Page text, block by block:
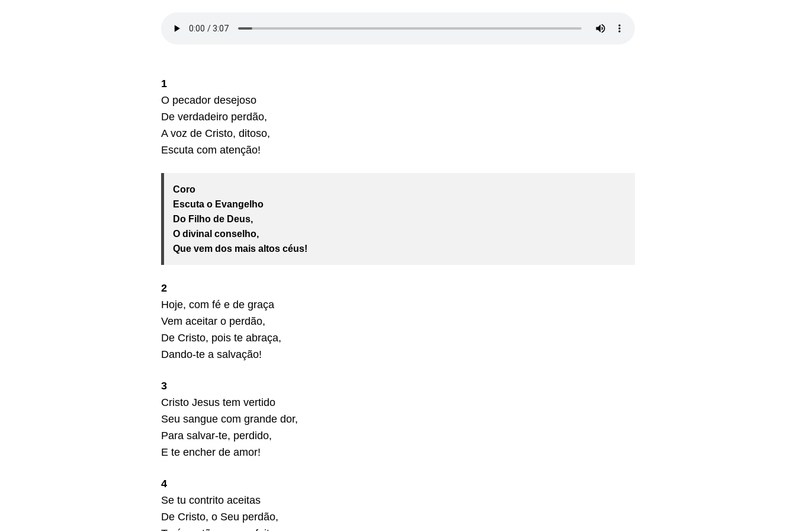
1
O pecador desejoso
De verdadeiro perdão,
A voz de Cristo, ditoso,
Escuta com atenção!
Coro
Escuta o Evangelho
Do Filho de Deus,
O divinal conselho,
Que vem dos mais altos céus!
2
Hoje, com fé e de graça
Vem aceitar o perdão,
De Cristo, pois te abraça,
Dando-te a salvação!
3
Cristo Jesus tem vertido
Seu sangue com grande dor,
Para salvar-te, perdido,
E te encher de amor!
4
Se tu contrito aceitas
De Cristo, o Seu perdão,